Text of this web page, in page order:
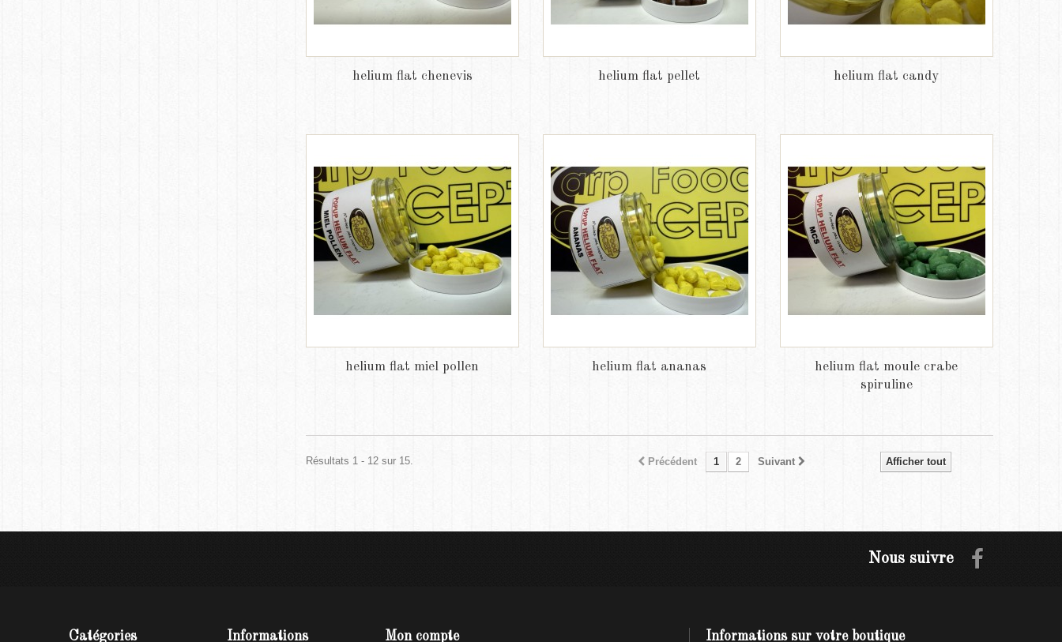
helium flat chenevis helium flat pellet helium flat candy
helium flat miel pollen helium flat ananas
helium flat moule crabe
spiruline
Afficher tout
Précédent 1 2 Suivant
Résultats 1 - 12 sur 15.
Nous suivre
Catégories Informations Mon compte Informations sur votre boutique